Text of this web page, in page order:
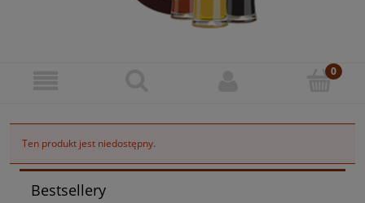
Ten produkt jest niedostępny.
Bestsellery